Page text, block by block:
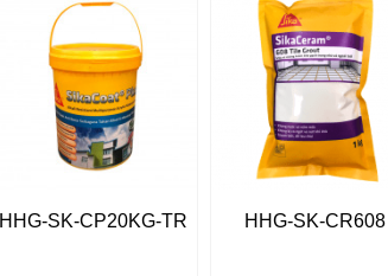
HHG-SK-CP20KG-TR HHG-SK-CR608